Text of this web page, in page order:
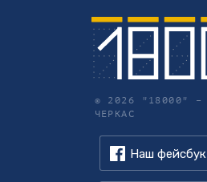
© 2026 "18000" –
ЧЕРКАС
Наш фейсбук